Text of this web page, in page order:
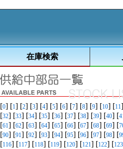
在庫検索
[0] [1] [2] [3] [4] [5] [6] [7] [8] [9] [10] [11
[32] [33] [34] [35] [36] [37] [38] [39] [40] [
[61] [62] [63] [64] [65] [66] [67] [68] [69] [
[90] [91] [92] [93] [94] [95] [96] [97] [98] [
[116] [117] [118] [119] [120] [121] [122] [123